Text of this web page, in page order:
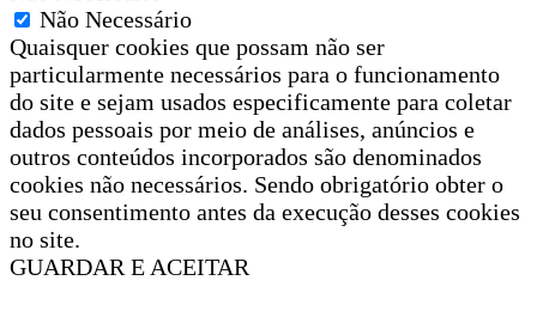
Não Necessário
Quaisquer cookies que possam não ser
particularmente necessários para o funcionamento
do site e sejam usados especificamente para coletar
dados pessoais por meio de análises, anúncios e
outros conteúdos incorporados são denominados
cookies não necessários. Sendo obrigatório obter o
seu consentimento antes da execução desses cookies
no site.
GUARDAR E ACEITAR